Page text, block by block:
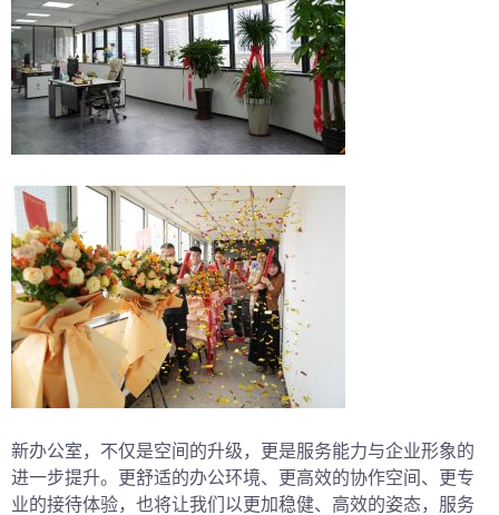
新办公室，不仅是空间的升级，更是服务能力与企业形象的
进一步提升。更舒适的办公环境、更高效的协作空间、更专
业的接待体验，也将让我们以更加稳健、高效的姿态，服务